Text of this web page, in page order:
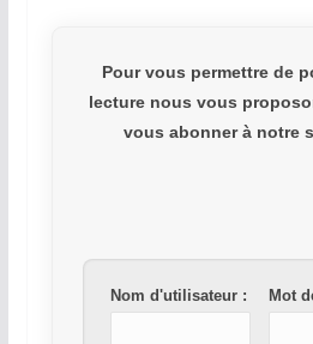
Pour vous permettre de
lecture nous vous
vous abonner à notre
Nom d'utilisateur : Mot